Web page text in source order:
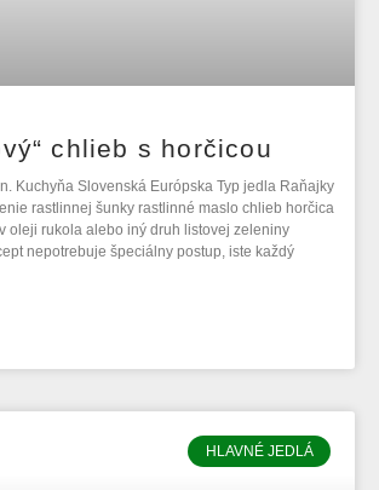
chlieb s horčicou
Kuchyňa Slovenská Európska Typ jedla Raňajky
rastlinnej šunky rastlinné maslo chlieb horčica
oleji rukola alebo iný druh listovej zeleniny
nepotrebuje špeciálny postup, iste každý
HLAVNÉ JEDLÁ